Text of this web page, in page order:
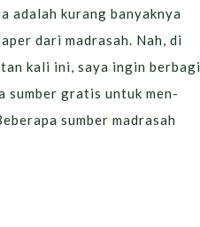
adalah kurang banyaknya
dari madrasah. Nah, di
kali ini, saya ingin berbagi
sumber gratis untuk men-
sumber madrasah